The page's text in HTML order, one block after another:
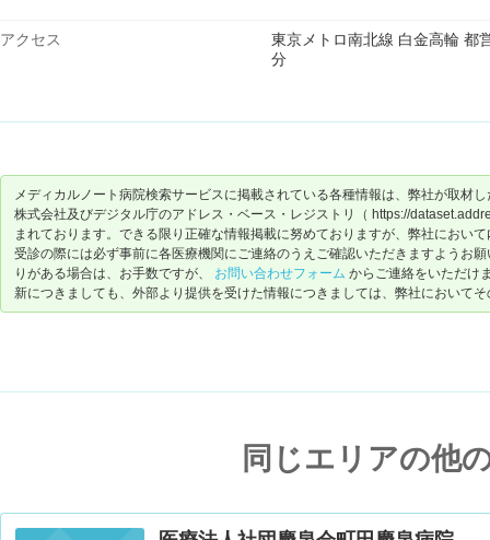
アクセス
東京メトロ南北線 白金高輪 都
分
メディカルノート病院検索サービスに掲載されている各種情報は、弊社が取材
株式会社及びデジタル庁のアドレス・ベース・レジストリ（ https://
まれております。できる限り正確な情報掲載に努めておりますが、弊社におい
受診の際には必ず事前に各医療機関にご連絡のうえご確認いただきますようお
りがある場合は、お手数ですが、 お問い合わせフォーム からご連絡をいただけ
新につきましても、外部より提供を受けた情報につきましては、弊社において
同じエリアの他